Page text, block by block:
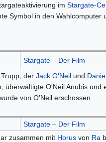
im Stargate-
Symbol in den Wahlcomputer
Stargate – Der Film
der Jack O'Neilund
O'Neil Anubis und
von O'Neil erschossen.
Stargate – Der Film
zusammen mit Horusvon Ra